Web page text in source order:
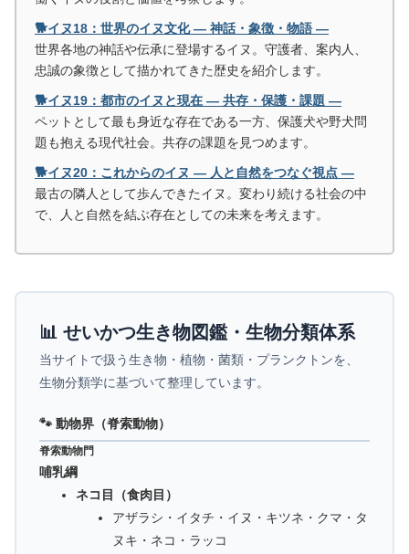
🐕イヌ18：世界のイヌ文化 ― 神話・象徴・物語 ―
世界各地の神話や伝承に登場するイヌ。守護者、案内人、
忠誠の象徴として描かれてきた歴史を紹介します。
🐕イヌ19：都市のイヌと現在 ― 共存・保護・課題 ―
ペットとして最も身近な存在である一方、保護犬や野犬問
題も抱える現代社会。共存の課題を見つめます。
🐕イヌ20：これからのイヌ ― 人と自然をつなぐ視点 ―
最古の隣人として歩んできたイヌ。変わり続ける社会の中
で、人と自然を結ぶ存在としての未来を考えます。
📊 せいかつ生き物図鑑・生物分類体系
当サイトで扱う生き物・植物・菌類・プランクトンを、
生物分類学に基づいて整理しています。
🐾 動物界（脊索動物）
脊索動物門
哺乳綱
ネコ目（食肉目）
アザラシ・イタチ・イヌ・キツネ・クマ・タ
ヌキ・ネコ・ラッコ